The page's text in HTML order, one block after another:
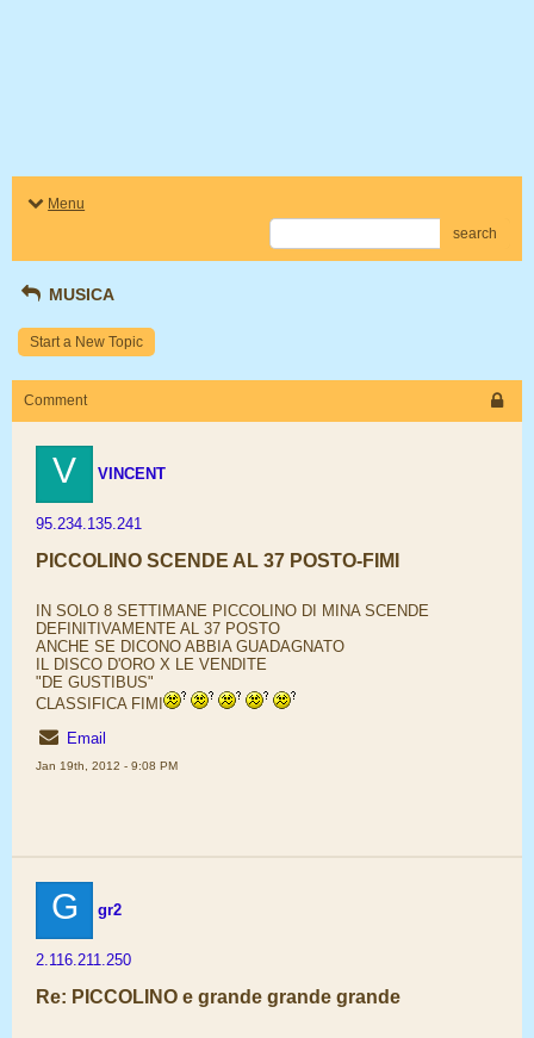
Menu
search
MUSICA
Start a New Topic
Comment
V VINCENT
95.234.135.241
PICCOLINO SCENDE AL 37 POSTO-FIMI
IN SOLO 8 SETTIMANE PICCOLINO DI MINA SCENDE
DEFINITIVAMENTE AL 37 POSTO
ANCHE SE DICONO ABBIA GUADAGNATO
IL DISCO D'ORO X LE VENDITE
"DE GUSTIBUS"
CLASSIFICA FIMI
Email
Jan 19th, 2012 - 9:08 PM
G gr2
2.116.211.250
Re: PICCOLINO e grande grande grande